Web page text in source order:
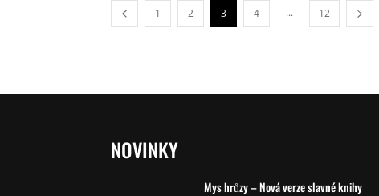
1 2 3 4 ... 12
NOVINKY
Mys hrůzy – Nová verze slavné knihy